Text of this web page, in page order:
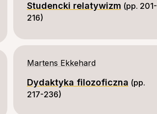
Studencki relatywizm (pp. 201-
216)
Martens Ekkehard
Dydaktyka filozoficzna (pp.
217-236)